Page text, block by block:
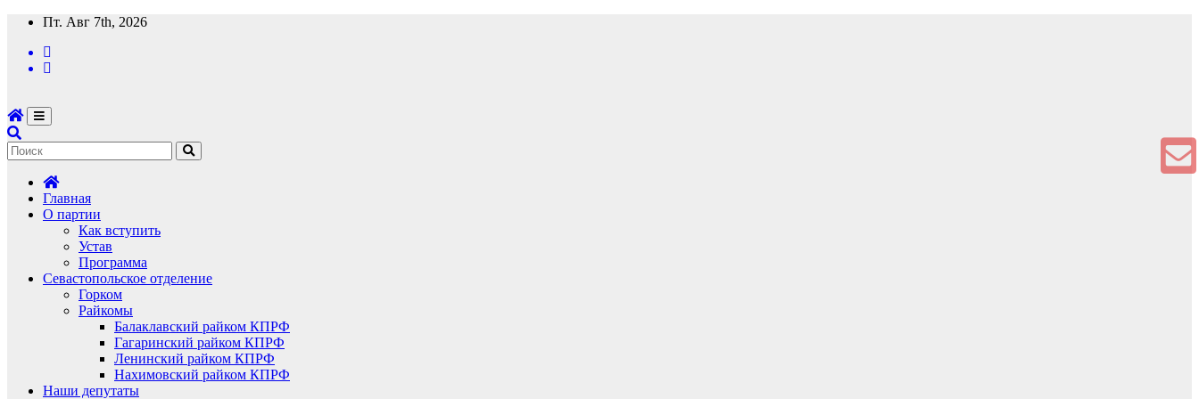
Перейти
содержимому
Пт. Авг 7th, 2026
Главная
О партии
Как вступить
Устав
Программа
Севастопольское отделение
Горком
Райкомы
Балаклавский райком КПРФ
Гагаринский райком КПРФ
Ленинский райком КПРФ
Нахимовский райком КПРФ
Наши депутаты